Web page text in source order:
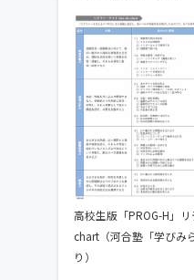
高校生版「PROG-H」
chart（河合塾「学びみ
り）